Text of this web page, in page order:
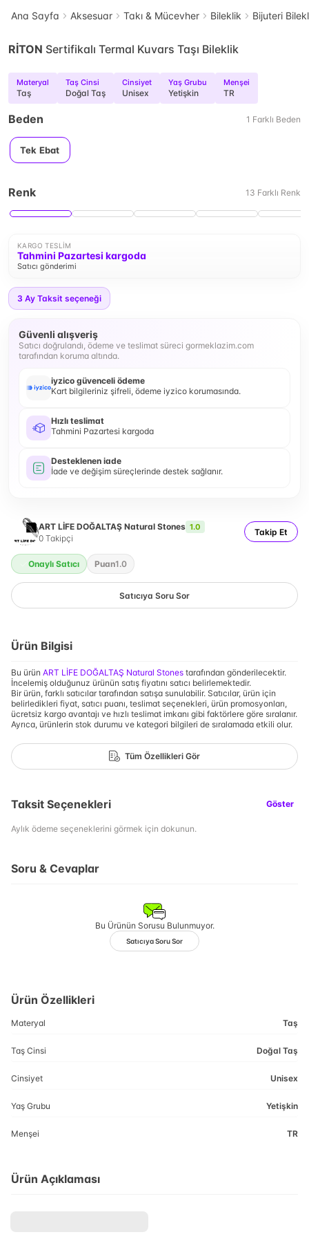
Ana Sayfa Aksesuar Takı & Mücevher Bileklik Bijuteri
RİTON Sertifikalı Termal Kuvars Taşı Bileklik
Materyal
Taş
Taş Cinsi
Doğal Taş
Cinsiyet
Unisex
Yaş Grubu
Yetişkin
Menşei
TR
Beden 1 Farklı Beden
Tek Ebat
Renk 13 Farklı Renk
KARGO TESLIM
Tahmini Pazartesi kargoda
Satıcı gönderimi
3 Ay Taksit seçeneği
Güvenli alışveriş
Satıcı doğrulandı, ödeme ve teslimat süreci gormeklazim.com
tarafından koruma altında.
iyzico güvenceli ödeme
Kart bilgileriniz şifreli, ödeme iyzico korumasında.
Hızlı teslimat
Tahmini Pazartesi kargoda
Desteklenen iade
İade ve değişim süreçlerinde destek sağlanır.
ART LİFE DOĞALTAŞ Natural Stones 1.0
0 Takipçi
Takip Et
Onaylı Satıcı Puan1.0
Satıcıya Soru Sor
Ürün Bilgisi
Bu ürün ART LİFE DOĞALTAŞ Natural Stones tarafından gönderilecektir.
İncelemiş olduğunuz ürünün satış fiyatını satıcı belirlemektedir.
Bir ürün, farklı satıcılar tarafından satışa sunulabilir. Satıcılar, ürün için
belirledikleri fiyat, satıcı puanı, teslimat seçenekleri, ürün promosyonları,
ücretsiz kargo avantajı ve hızlı teslimat imkanı gibi faktörlere göre sıralanır.
Ayrıca, ürünlerin stok durumu ve kategori bilgileri de sıralamada etkili olur.
Tüm Özellikleri Gör
Taksit Seçenekleri Göster
Aylık ödeme seçeneklerini görmek için dokunun.
Soru & Cevaplar
Bu Ürünün Sorusu Bulunmuyor.
Satıcıya Soru Sor
Ürün Özellikleri
Materyal Taş
Taş Cinsi Doğal Taş
Cinsiyet Unisex
Yaş Grubu Yetişkin
Menşei TR
Ürün Açıklaması